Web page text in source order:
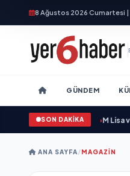
8 Ağustos 2026 Cumartesi |
GÜNDEM
SON DAKİKA
Marka Kazandırdı•M Lisa ve
ANA SAYFA/MAGAZIN